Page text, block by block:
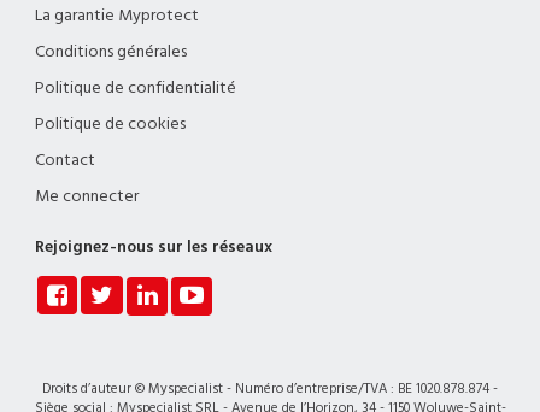
La garantie Myprotect
Conditions générales
Politique de confidentialité
Politique de cookies
Contact
Me connecter
Rejoignez-nous sur les réseaux
Droits d’auteur © Myspecialist - Numéro d’entreprise/TVA : BE 1020.878.874 -